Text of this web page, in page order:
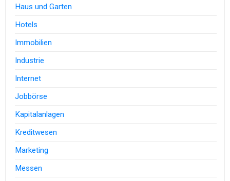
Haus und Garten
Hotels
Immobilien
Industrie
Internet
Jobbörse
Kapitalanlagen
Kreditwesen
Marketing
Messen